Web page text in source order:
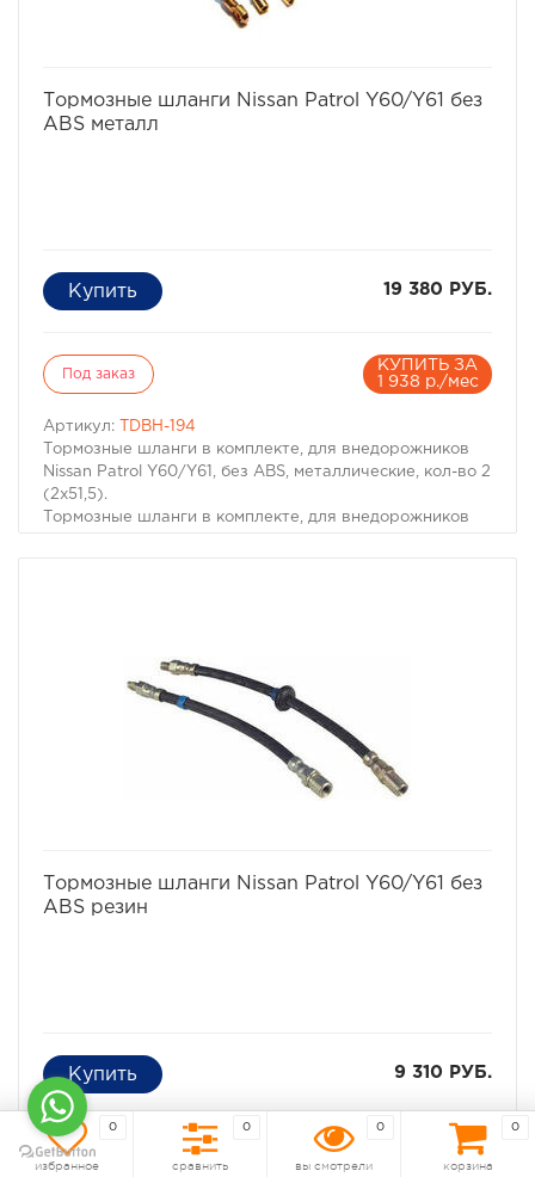
Тормозные шланги Nissan Patrol Y60/Y61 без
ABS металл
19 380 РУБ.
Под заказ
КУПИТЬ ЗА
1 938 р./мес
Артикул:
TDBH-194
Тормозные шланги в комплекте, для внедорожников
Nissan Patrol Y60/Y61, без ABS, металлические, кол-во 2
(2х51,5).
Тормозные шланги в комплекте, для внедорожников
Тормозные шланги Nissan Patrol Y60/Y61 без
ABS резин
9 310 РУБ.
Под заказ
КУПИТЬ ЗА
931 р./мес
0
избранное
0
сравнить
0
вы смотрели
0
корзина